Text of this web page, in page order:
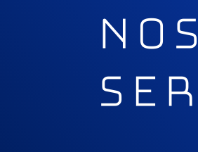
Nos